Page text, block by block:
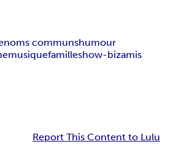
noms communshumour
musiquefamilleshow-bizamis
Report This Content to Lulu